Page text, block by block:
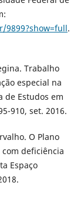
.
Trabalho
especial na
de Estudos em
910, set. 2016.
O Plano
deficiência
Espaço